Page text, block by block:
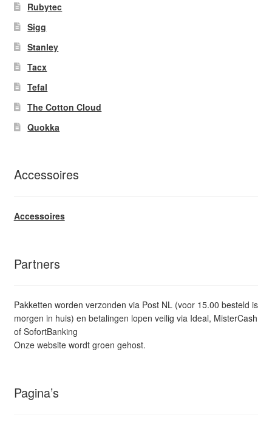
Rubytec
Sigg
Stanley
Tacx
Tefal
The Cotton Cloud
Quokka
Accessoires
Accessoires
Partners
Pakketten worden verzonden via Post NL (voor 15.00 besteld is
morgen in huis) en betalingen lopen veilig via Ideal, MisterCash
of SofortBanking
Onze website wordt groen gehost.
Pagina’s